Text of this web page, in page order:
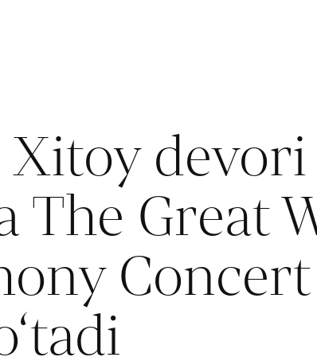
devori
The Great
Concert